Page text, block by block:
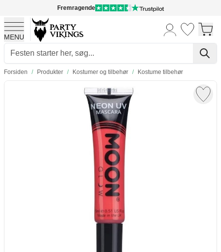
Fremragende
MENU
Skip to Content
Forsiden / Produkter / Kostumer og tilbehør / Kostume tilbehør